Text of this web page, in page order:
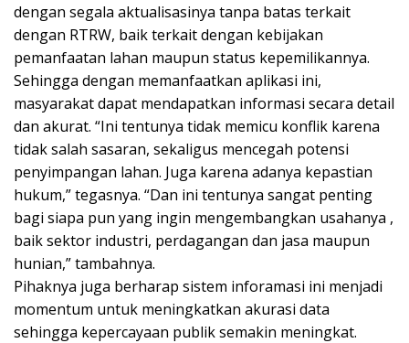
dengan segala aktualisasinya tanpa batas terkait
dengan RTRW, baik terkait dengan kebijakan
pemanfaatan lahan maupun status kepemilikannya.
Sehingga dengan memanfaatkan aplikasi ini,
masyarakat dapat mendapatkan informasi secara detail
dan akurat. “Ini tentunya tidak memicu konflik karena
tidak salah sasaran, sekaligus mencegah potensi
penyimpangan lahan. Juga karena adanya kepastian
hukum,” tegasnya. “Dan ini tentunya sangat penting
bagi siapa pun yang ingin mengembangkan usahanya ,
baik sektor industri, perdagangan dan jasa maupun
hunian,” tambahnya.
Pihaknya juga berharap sistem inforamasi ini menjadi
momentum untuk meningkatkan akurasi data
sehingga kepercayaan publik semakin meningkat.